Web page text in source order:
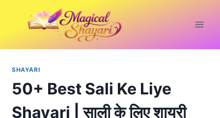
SHAYARI
50+ Best Sali Ke Liye
Shayari | साली के लिए शायरी